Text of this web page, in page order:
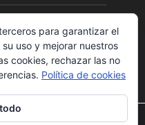
mejor experiencia en
para garantizar el
uso y mejorar nuestros
cookies, rechazar las no
Política de cookies